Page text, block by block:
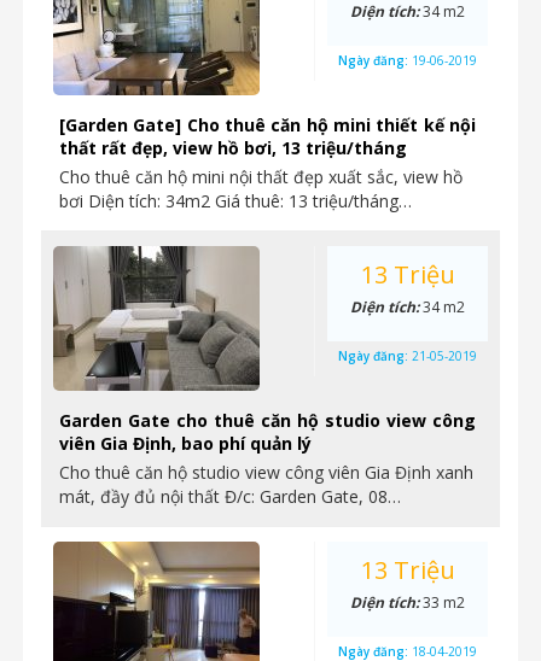
[Garden Gate] Cho thuê căn hộ mini thiết kế nội
thất rất đẹp, view hồ bơi, 13 triệu/tháng
Cho thuê căn hộ mini nội thất đẹp xuất sắc, view hồ
bơi Diện tích: 34m2 Giá thuê: 13 triệu/tháng…
Diện tích:34 m2
Ngày đăng: 19-06-2019
Garden Gate cho thuê căn hộ studio view công
viên Gia Định, bao phí quản lý
Cho thuê căn hộ studio view công viên Gia Định xanh
mát, đầy đủ nội thất Đ/c: Garden Gate, 08…
13 Triệu
Diện tích:34 m2
Ngày đăng: 21-05-2019
13 Triệu
Diện tích:33 m2
Ngày đăng: 18-04-2019